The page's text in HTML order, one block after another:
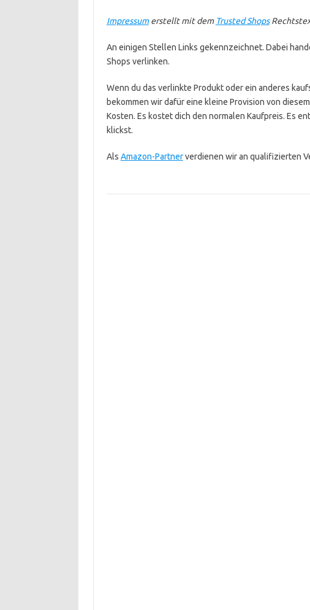
Impressumerstellt mit dem Trusted Shops
An einigen Stellen Links gekennzeichnet. Dabei
Shops verlinken.
Wenn du das verlinkte Produkt oder ein anderes
bekommen wir dafür eine kleine Provision von
Kosten. Es kostet dich den normalen Kaufpreis. Es
klickst.
Als Amazon-Partnerverdienen wir an qualifizierten